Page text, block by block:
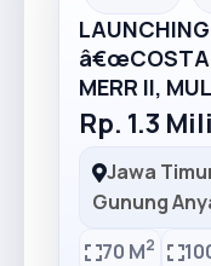
MERR II,
Rp. 1.3
Jawa
Gunung
70 M2